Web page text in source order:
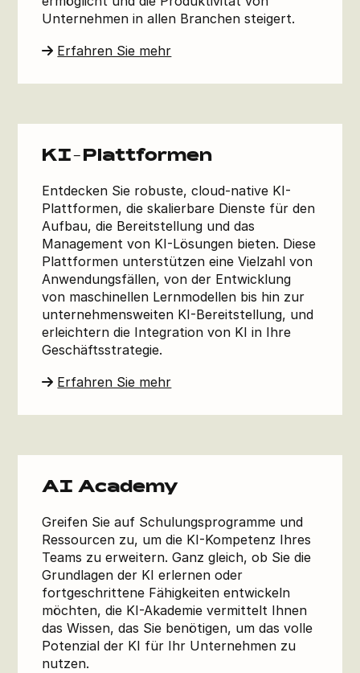
Unternehmen in allen Branchen steigert.
Erfahren Sie mehr
KI-Plattformen
Entdecken Sie robuste, cloud-native KI-
Plattformen, die skalierbare Dienste für den
Aufbau, die Bereitstellung und das
Management von KI-Lösungen bieten. Diese
Plattformen unterstützen eine Vielzahl von
Anwendungsfällen, von der Entwicklung
von maschinellen Lernmodellen bis hin zur
unternehmensweiten KI-Bereitstellung, und
erleichtern die Integration von KI in Ihre
Geschäftsstrategie.
Erfahren Sie mehr
AI Academy
Greifen Sie auf Schulungsprogramme und
Ressourcen zu, um die KI-Kompetenz Ihres
Teams zu erweitern. Ganz gleich, ob Sie die
Grundlagen der KI erlernen oder
fortgeschrittene Fähigkeiten entwickeln
möchten, die KI-Akademie vermittelt Ihnen
das Wissen, das Sie benötigen, um das volle
Potenzial der KI für Ihr Unternehmen zu
nutzen.